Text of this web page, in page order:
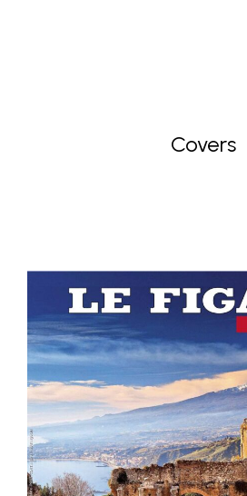
Covers